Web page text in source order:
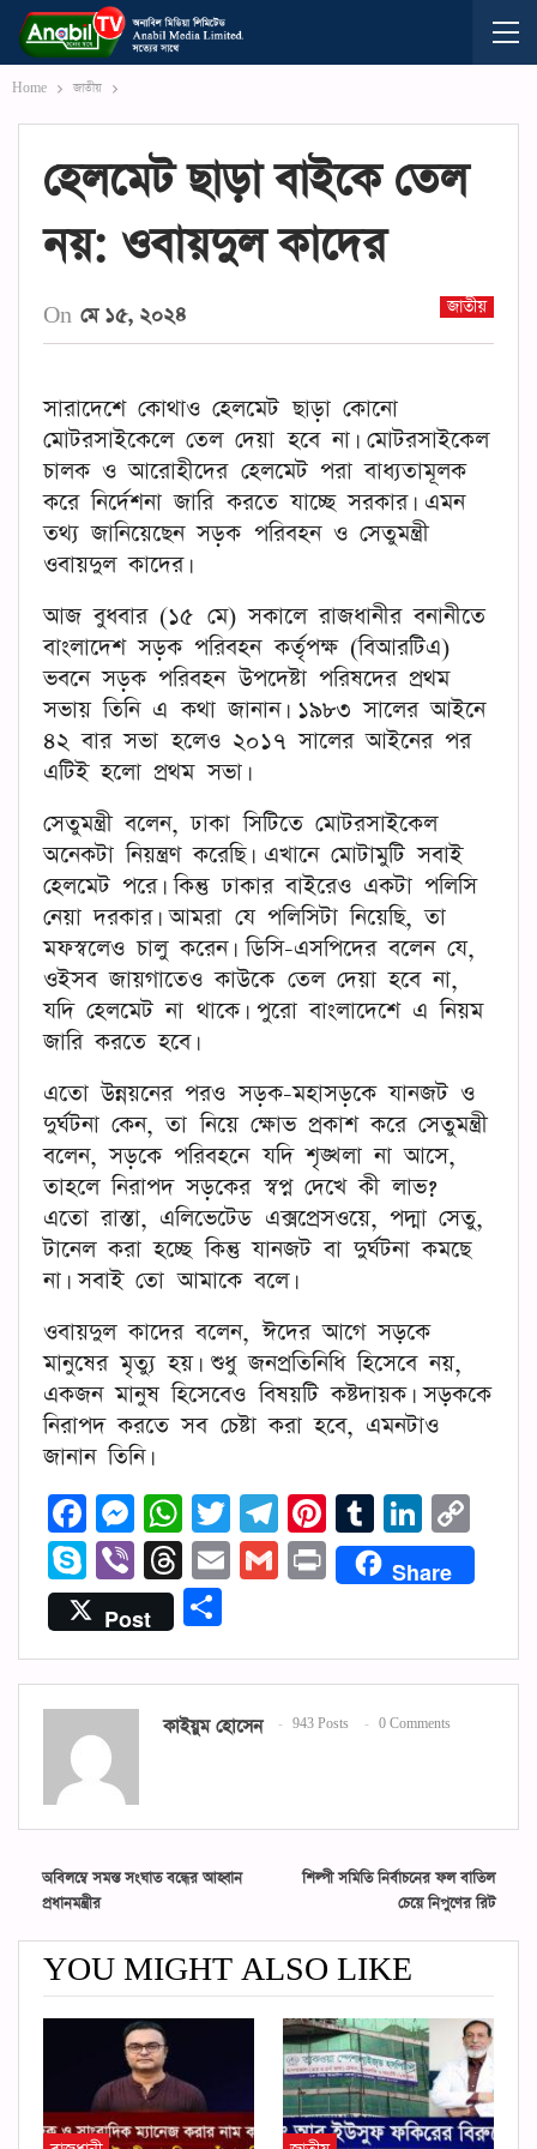
Home জাতীয়
হেলমেট ছাড়া বাইকে তেল
নয়: ওবায়দুল কাদের
জাতীয়
On মে ১৫, ২০২৪
সারাদেশে কোথাও হেলমেট ছাড়া কোনো
মোটরসাইকেলে তেল দেয়া হবে না। মোটরসাইকেল
চালক ও আরোহীদের হেলমেট পরা বাধ্যতামূলক
করে নির্দেশনা জারি করতে যাচ্ছে সরকার। এমন
তথ্য জানিয়েছেন সড়ক পরিবহন ও সেতুমন্ত্রী
ওবায়দুল কাদের।
আজ বুধবার (১৫ মে) সকালে রাজধানীর বনানীতে
বাংলাদেশ সড়ক পরিবহন কর্তৃপক্ষ (বিআরটিএ)
ভবনে সড়ক পরিবহন উপদেষ্টা পরিষদের প্রথম
সভায় তিনি এ কথা জানান। ১৯৮৩ সালের আইনে
৪২ বার সভা হলেও ২০১৭ সালের আইনের পর
এটিই হলো প্রথম সভা।
সেতুমন্ত্রী বলেন, ঢাকা সিটিতে মোটরসাইকেল
অনেকটা নিয়ন্ত্রণ করেছি। এখানে মোটামুটি সবাই
হেলমেট পরে। কিন্তু ঢাকার বাইরেও একটা পলিসি
নেয়া দরকার। আমরা যে পলিসিটা নিয়েছি, তা
মফস্বলেও চালু করেন। ডিসি-এসপিদের বলেন যে,
ওইসব জায়গাতেও কাউকে তেল দেয়া হবে না,
যদি হেলমেট না থাকে। পুরো বাংলাদেশে এ নিয়ম
জারি করতে হবে।
এতো উন্নয়নের পরও সড়ক-মহাসড়কে যানজট ও
দুর্ঘটনা কেন, তা নিয়ে ক্ষোভ প্রকাশ করে সেতুমন্ত্রী
বলেন, সড়কে পরিবহনে যদি শৃঙ্খলা না আসে,
তাহলে নিরাপদ সড়কের স্বপ্ন দেখে কী লাভ?
এতো রাস্তা, এলিভেটেড এক্সপ্রেসওয়ে, পদ্মা সেতু,
টানেল করা হচ্ছে কিন্তু যানজট বা দুর্ঘটনা কমছে
না। সবাই তো আমাকে বলে।
ওবায়দুল কাদের বলেন, ঈদের আগে সড়কে
মানুষের মৃত্যু হয়। শুধু জনপ্রতিনিধি হিসেবে নয়,
একজন মানুষ হিসেবেও বিষয়টি কষ্টদায়ক। সড়ককে
নিরাপদ করতে সব চেষ্টা করা হবে, এমনটাও
জানান তিনি।
Facebook
Messenger
WhatsApp
TwitterTelegram
Pinterest
Tumblr
SkypeViberThreads
EmailGmail
PrintShare
Post
কাইয়ুম হোসেন 943 Posts 0 Comments
অবিলম্বে সমস্ত সংঘাত বন্ধের আহ্বান
প্রধানমন্ত্রীর
শিল্পী সমিতি নির্বাচনের ফল বাতিল
চেয়ে নিপুণের রিট
YOU MIGHT ALSO LIKE